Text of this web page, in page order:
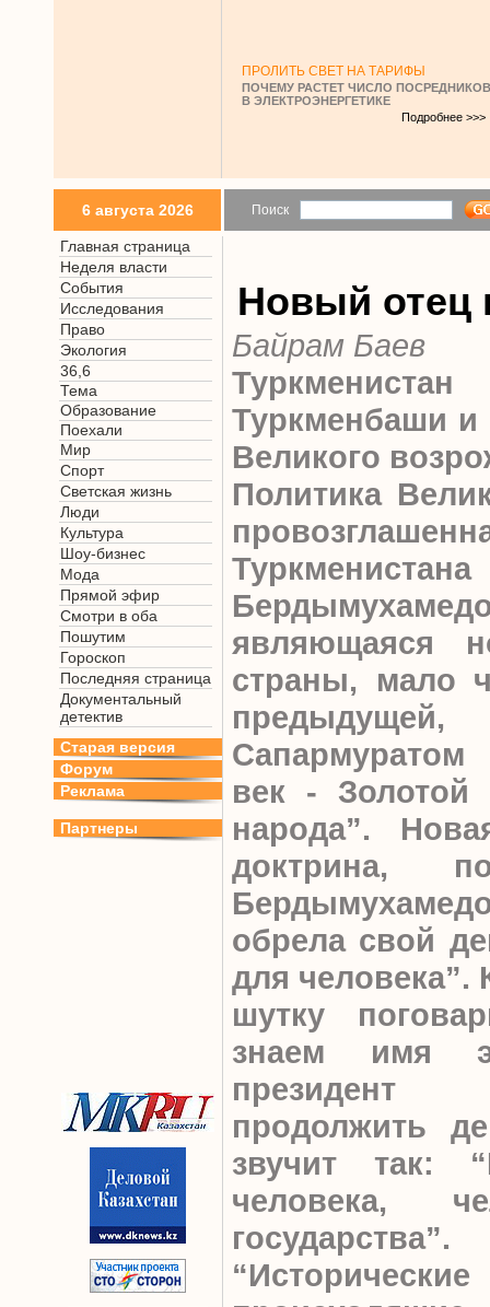
ПРОЛИТЬ СВЕТ НА ТАРИФЫ
ПОЧЕМУ РАСТЕТ ЧИСЛО ПОСРЕДНИКОВ
В ЭЛЕКТРОЭНЕРГЕТИКЕ
Подробнее >>>
6 августа 2026 Поиск
Главная страница
Неделя власти
События
Исследования
Право
Экология
36,6
Тема
Образование
Поехали
Мир
Спорт
Светская жизнь
Люди
Культура
Шоу-бизнес
Мода
Прямой эфир
Смотри в оба
Пошутим
Гороскоп
Последняя страница
Документальный
детектив
Старая версия
Форум
Реклама
Партнеры
Новый отец
Байрам Баев
Туркменбаши и
Великого
Политика
являющаяся
страны, мало
век - Золотой
народа”.
доктрина,
обрела свой
для человека”.
шутку
знаем имя
продолжить
звучит так:
человека,
государства”.